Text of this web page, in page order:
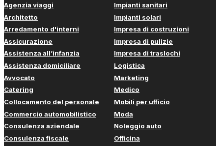
Agenzia viaggi
Architetto
Arredamento d'interni
Assicurazione
Assistenza all’infanzia
Assistenza domiciliare
Avvocato
Catering
Collocamento del personale
Commercio automobilistico
Consulenza aziendale
Consulenza fiscale
Impianti sanitari
Impianti solari
Impresa di costruzioni
Impresa di pulizie
Impresa di traslochi
Logistica
Marketing
Medico
Mobili per ufficio
Moda
Noleggio auto
Officina